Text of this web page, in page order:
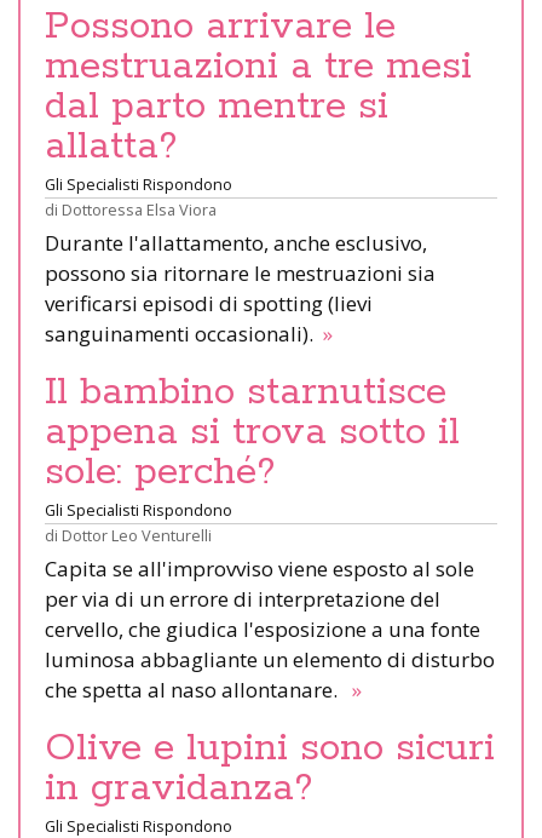
Possono arrivare le
mestruazioni a tre mesi
dal parto mentre si
allatta?
Gli Specialisti Rispondono
di Dottoressa Elsa Viora
Durante l'allattamento, anche esclusivo,
possono sia ritornare le mestruazioni sia
verificarsi episodi di spotting (lievi
sanguinamenti occasionali). »
Il bambino starnutisce
appena si trova sotto il
sole: perché?
Gli Specialisti Rispondono
di Dottor Leo Venturelli
Capita se all'improvviso viene esposto al sole
per via di un errore di interpretazione del
cervello, che giudica l'esposizione a una fonte
luminosa abbagliante un elemento di disturbo
che spetta al naso allontanare. »
Olive e lupini sono sicuri
in gravidanza?
Gli Specialisti Rispondono